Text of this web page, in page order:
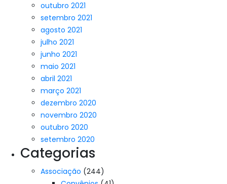
outubro 2021
setembro 2021
agosto 2021
julho 2021
junho 2021
maio 2021
abril 2021
março 2021
dezembro 2020
novembro 2020
outubro 2020
setembro 2020
Categorias
Associação (244)